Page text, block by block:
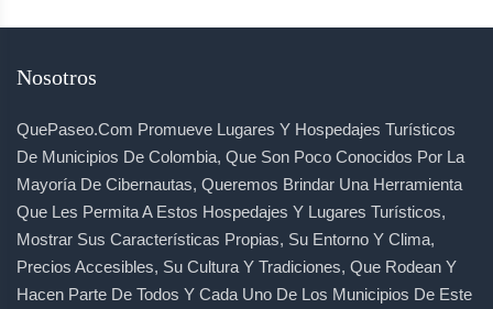
Nosotros
QuePaseo.com Promueve Lugares Y Hospedajes Turísticos
De Municipios De Colombia, Que Son Poco Conocidos Por La
Mayoría De Cibernautas, Queremos Brindar Una Herramienta
Que Les Permita A Estos Hospedajes Y Lugares Turísticos,
Mostrar Sus Características Propias, Su Entorno Y Clima,
Precios Accesibles, Su Cultura Y Tradiciones, Que Rodean Y
Hacen Parte De Todos Y Cada Uno De Los Municipios De Este